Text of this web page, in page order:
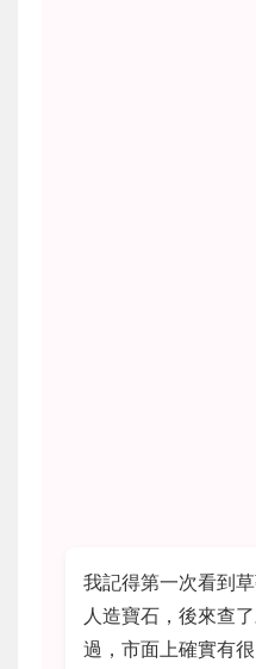
我記得第一次看到
人造寶石，後來查
過，市面上確實有